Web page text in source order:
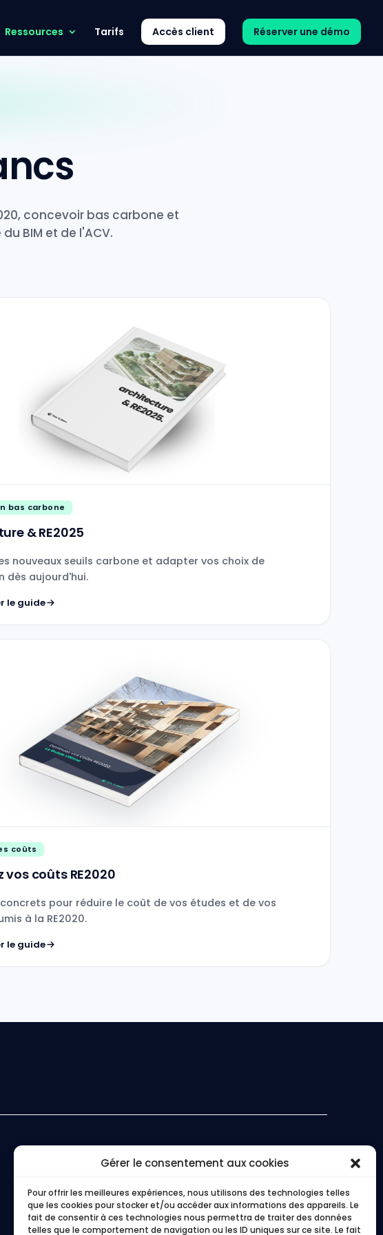
Gérer le consentement aux cookies
Pour offrir les meilleures expériences, nous utilisons des technologies telles
que les cookies pour stocker et/ou accéder aux informations des appareils. Le
fait de consentir à ces technologies nous permettra de traiter des données
telles que le comportement de navigation ou les ID uniques sur ce site. Le fait
Ressources Tarifs Accès client Réserver une démo
concevoir bas carbone et
BIM et de l'ACV.
bas carbone
& RE2025
nouveaux seuils carbone et adapter vos choix de
dès aujourd'hui.
le guide
coûts
vos coûts RE2020
concrets pour réduire le coût de vos études et de vos
à la RE2020.
le guide
FAQ
Blog
Glossaire
LinkedIn
Youtube
Presse